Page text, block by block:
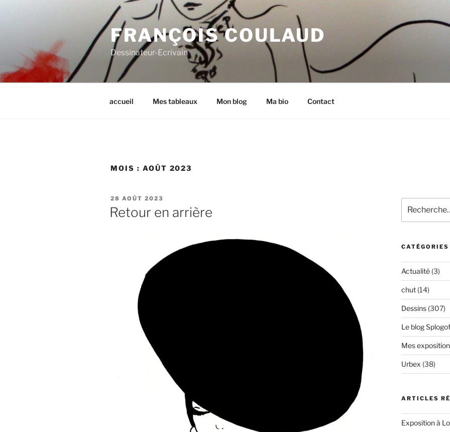
FRANÇOIS COULAUD
Dessinateur-Ecrivain
accueil Mes tableaux Mon blog Ma bio Contact
MOIS : AOÛT 2023
PUBLIÉ
LE
28 AOÛT 2023
Retour en arrière
pour
:
CATÉGORIES
Actualité(3)
chut(14)
Dessins(307)
Le blog
Mes
Urbex (38)
ARTICLES
Exposition à